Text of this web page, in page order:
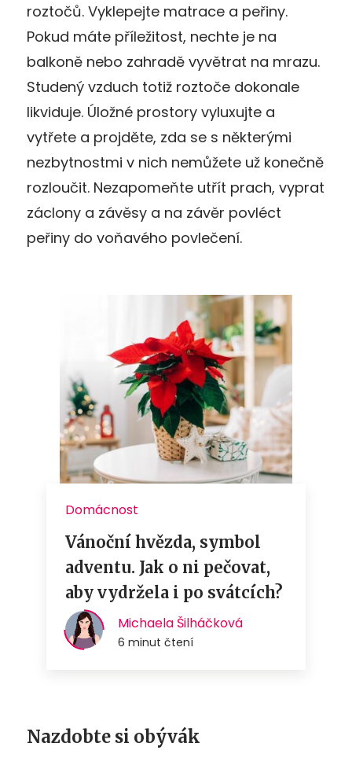
roztočů. Vyklepejte matrace a peřiny.
Pokud máte příležitost, nechte je na
balkoně nebo zahradě vyvětrat na mrazu.
Studený vzduch totiž roztoče dokonale
likviduje. Úložné prostory vyluxujte a
vytřete a projděte, zda se s některými
nezbytnostmi v nich nemůžete už konečně
rozloučit. Nezapomeňte utřít prach, vyprat
záclony a závěsy a na závěr povléct
peřiny do voňavého povlečení.
Nazdobte si obývák